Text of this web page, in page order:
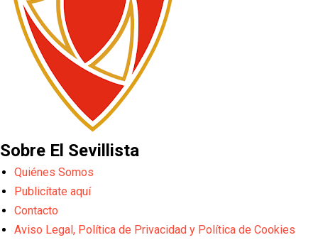
Sobre El Sevillista
Quiénes Somos
Publicítate aquí
Contacto
Aviso Legal, Política de Privacidad y Política de Cookies